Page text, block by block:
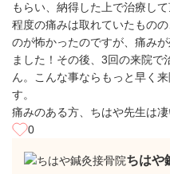
もらい、納得した上で治療し
程度の痛みは取れていたもの
のが怖かったのですが、痛み
ました！その後、3回の来院
ん。こんな事ならもっと早く
す。
痛みのある方、ちはや先生は凄
0
ちはや